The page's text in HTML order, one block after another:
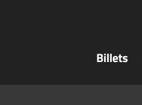
Billets